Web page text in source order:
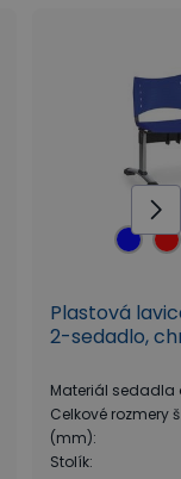
Plastová
2-sedadlo,
Materiál sedadla
Celkové rozmery
(mm):
Stolík: